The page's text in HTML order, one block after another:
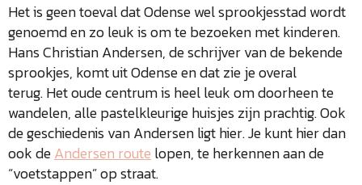
Het is geen toeval dat Odense wel sprookjesstad wordt
genoemd en zo leuk is om te bezoeken met kinderen.
Hans Christian Andersen, de schrijver van de bekende
sprookjes, komt uit Odense en dat zie je overal
terug. Het oude centrum is heel leuk om doorheen te
wandelen, alle pastelkleurige huisjes zijn prachtig. Ook
de geschiedenis van Andersen ligt hier. Je kunt hier dan
ook deAndersen route lopen, te herkennen aan de
“voetstappen” op straat.